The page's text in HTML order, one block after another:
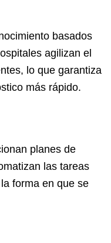
basados
agilizan el
lo que garantiza
más rápido.
planes de
las tareas
forma en que se